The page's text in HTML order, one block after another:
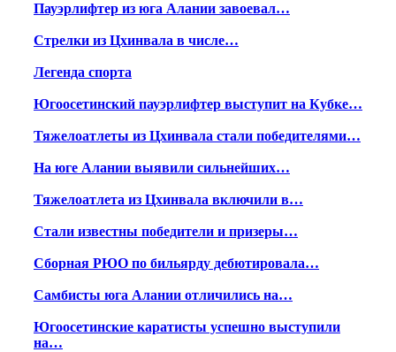
Пауэрлифтер из юга Алании завоевал…
Стрелки из Цхинвала в числе…
Легенда спорта
Югоосетинский пауэрлифтер выступит на Кубке…
Тяжелоатлеты из Цхинвала стали победителями…
На юге Алании выявили сильнейших…
Тяжелоатлета из Цхинвала включили в…
Стали известны победители и призеры…
Сборная РЮО по бильярду дебютировала…
Самбисты юга Алании отличились на…
Югоосетинские каратисты успешно выступили
на…